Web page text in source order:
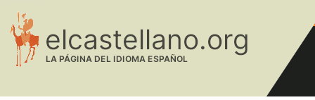
contenido
principal